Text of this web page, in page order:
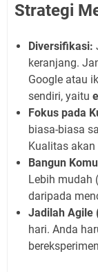
Strategi
Diversifikasi:
keranjang.
Google atau
sendiri, yaitu
Fokus pada
biasa-biasa
Kualitas
Bangun
Lebih mudah
daripada
Jadilah Agile
hari. Anda